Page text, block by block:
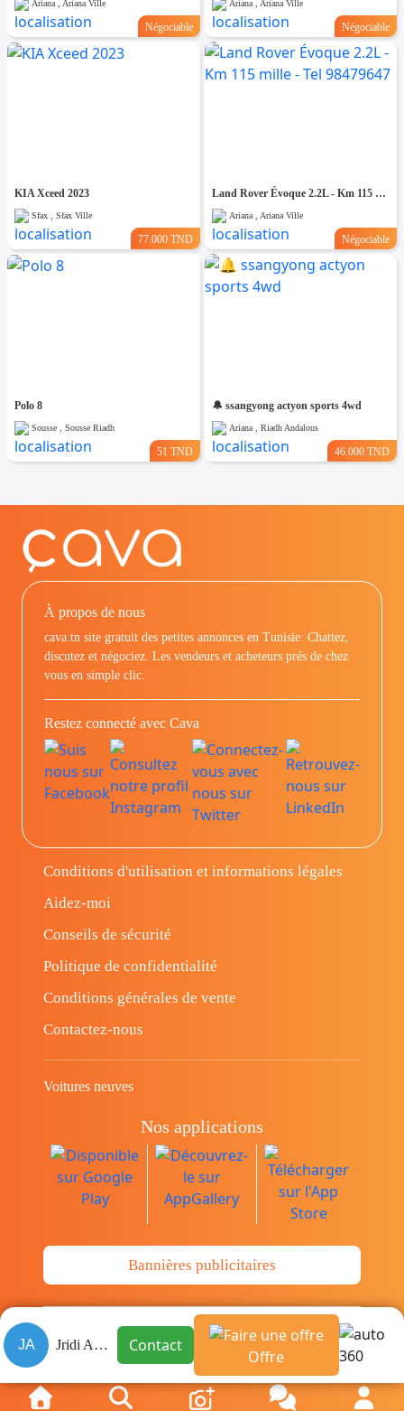
Ariana , Ariana Ville
Négociable
Ariana , Ariana Ville
Négociable
KIA Xceed 2023
Sfax , Sfax Ville
77.000 TND
Land Rover Évoque 2.2L - Km 115 mille - Tel 98479647
Ariana , Ariana Ville
Négociable
Polo 8
Sousse , Sousse Riadh
51 TND
🔔 ssangyong actyon sports 4wd
Ariana , Riadh Andalous
46.000 TND
JA Jridi Ahmed Contact
Offre
À propos de nous
cava.tn site gratuit des petites annonces en Tunisie: Chattez,
discutez et négociez. Les vendeurs et acheteurs prés de chez
vous en simple clic.
Restez connecté avec Cava
Conditions d'utilisation et informations légales
Aidez-moi
Conseils de sécurité
Politique de confidentialité
Conditions générales de vente
Contactez-nous
Voitures neuves
Nos applications
Bannières publicitaires
© Copyright 2014-2026 Cava.tn Limited Tous
les droits sont réservés.